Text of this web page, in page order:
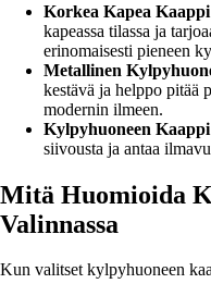
Korkea Kapea Kaappi
kapeassa tilassa ja
erinomaisesti pieneen
Metallinen
kestävä ja helppo pitää
modernin ilmeen.
Kylpyhuoneen
siivousta ja antaa
Mitä Huomioida
Valinnassa
Kun valitset kylpyhuoneen